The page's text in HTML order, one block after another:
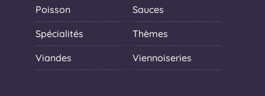
Poisson Sauces
Spécialités Thèmes
Viandes Viennoiseries